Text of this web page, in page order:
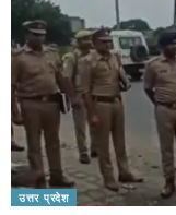
उत्तर प्रदेश